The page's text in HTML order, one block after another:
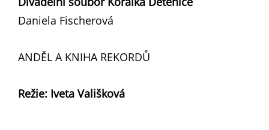
Daniela Fischerová
ANDĚL A KNIHA REKORDŮ
Režie: Iveta Vališková